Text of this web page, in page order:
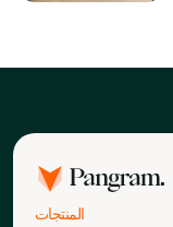
المنتجات